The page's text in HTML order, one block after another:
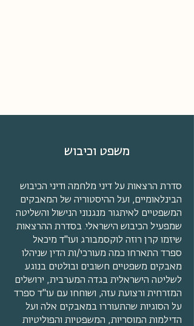
משפט וכיבוש
סדרת הרצאות על דיני מלחמה ודיני הכיבוש
הבינלאומיים, ועל ההיסטוריה של המאבקים
המשפטיים לאיתגור מנגנוני הנישול והשליטה
שמפעיל הכיבוש הישראלי. בסדרת ההרצאות
שיזמו קרן רוזה לוקסמבורג ועו"ד מיכאל
ספרד התארחו כמה מעורכי/ות הדין שניהלו
מאבקים משפטיים חשובים ובולטים בנוגע
לשליטה הישראלית בגדה המערבית, ירושלים
המזרחית ורצועת עזה, ושוחחו עם עו"ד ספרד
על הסוגיות שהתעוררו במאבקים אלה ועל
הדילמות המוסריות, המשפטיות והפוליטיות